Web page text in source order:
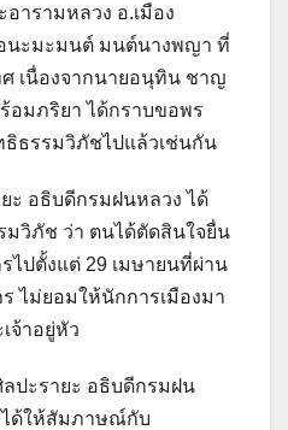
ารามหลวง อ.เมือง
นะมะมนต์ มนต์นางพญา ที่
ศ เนื่องจากนายอนุทิน ชาญ
อมภริยา ได้กราบขอพร
ธรรมวิภัชไปแล้วเช่นกัน
ะ อธิบดีกรมฝนหลวง ได้
มวิภัช ว่า ตนได้ตัดสินใจยื่น
ไปตั้งแต่ 29 เมษายนที่ผ่าน
ไม่ยอมให้นักการเมืองมา
จ้าอยู่หัว
ปะรายะ อธิบดีกรมฝน
ได้ให้สัมภาษณ์กับ